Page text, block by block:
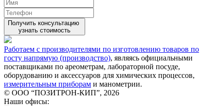
Получить консультацию
узнать стоимость
Работаем с производителями по изготовлению товаров по
госту напрямую (производство), являясь официальными
поставщиками по ареометрам, лабораторной посуде,
оборудованию и аксессуаров для химических процессов,
измерительным приборам и манометрии.
© ООО “ПОЗИТРОН-КИП”, 2026
Наши офисы: